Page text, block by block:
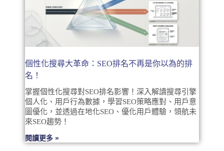
個性化搜尋大革命：SEO排名不再是你以為的排
名！
掌握個性化搜尋對SEO排名影響！深入解讀搜尋引擎
個人化、用戶行為數據，學習SEO策略應對、用戶意
圖優化，並透過在地化SEO、優化用戶體驗，領航未
來SEO趨勢！
閱讀更多 »